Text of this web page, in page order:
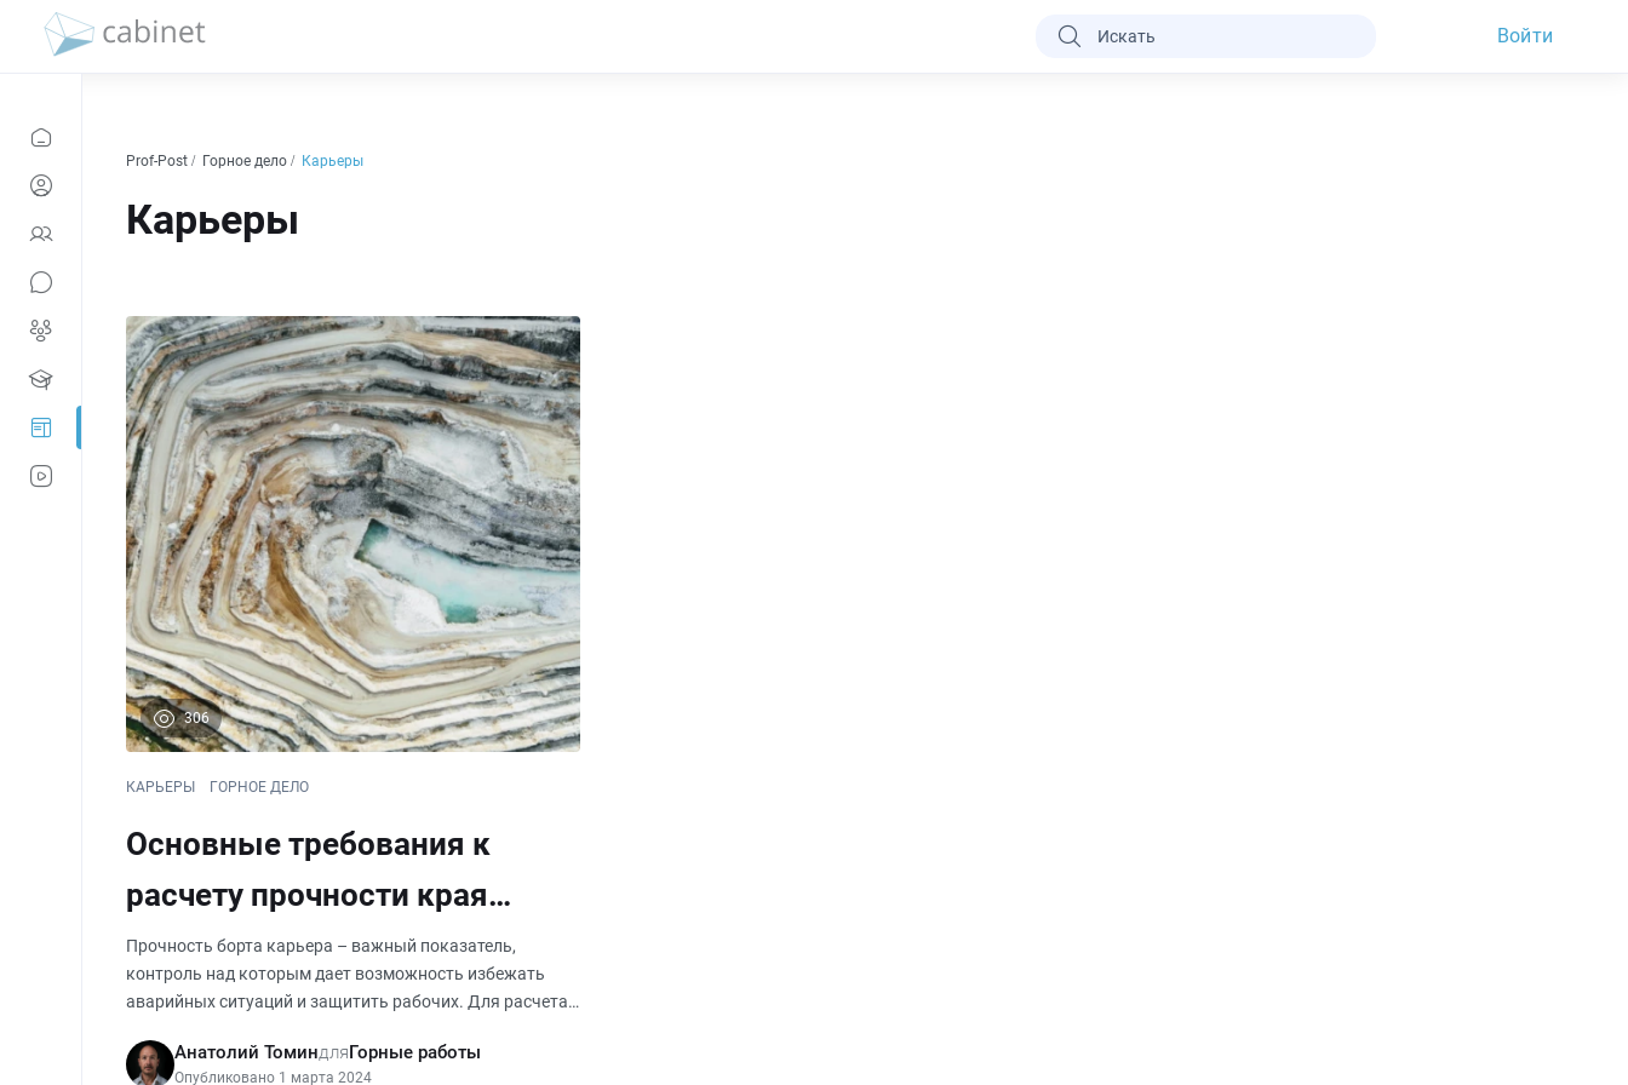
Войти
Prof-Post Горное дело Карьеры
Карьеры
306
КАРЬЕРЫ ГОРНОЕ ДЕЛО
Основные требования к
расчету прочности края
карьера
Прочность борта карьера – важный показатель,
контроль над которым дает возможность избежать
аварийных ситуаций и защитить рабочих. Для расчета
важных вопроса. На прочность откоса карьера влияет
Анатолий ТоминдляГорные работы
Опубликовано 1 марта 2024